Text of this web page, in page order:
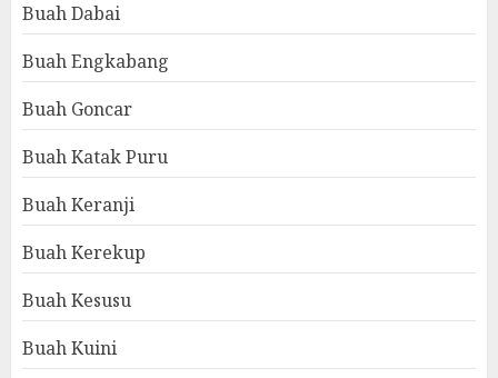
Buah Dabai
Buah Engkabang
Buah Goncar
Buah Katak Puru
Buah Keranji
Buah Kerekup
Buah Kesusu
Buah Kuini